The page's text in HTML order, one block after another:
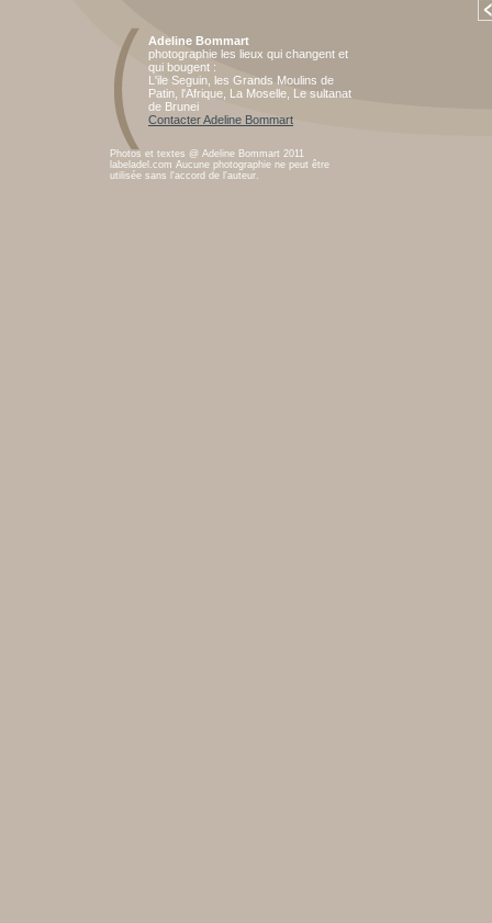
Adeline Bommart
photographie les lieux qui changent et
qui bougent :
L'ile Seguin, les Grands Moulins de
Patin, l'Afrique, La Moselle, Le sultanat
de Brunei
Contacter Adeline Bommart
Photos et textes @ Adeline Bommart 2011
labeladel.com Aucune photographie ne peut être
utilisée sans l'accord de l'auteur.